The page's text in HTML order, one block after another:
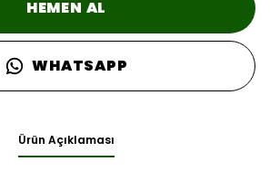
HEMEN AL
WHATSAPP
Ürün Açıklaması